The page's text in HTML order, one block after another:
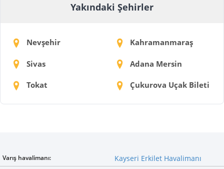
Yakındaki Şehirler
Nevşehir Kahramanmaraş
Sivas Adana Mersin
Tokat Çukurova Uçak Bileti
Varış havalimanı: Kayseri Erkilet Havalimanı